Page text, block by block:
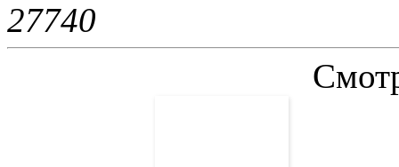
27740